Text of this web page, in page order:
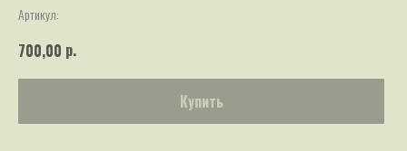
Артикул:
700,00 р.
Купить